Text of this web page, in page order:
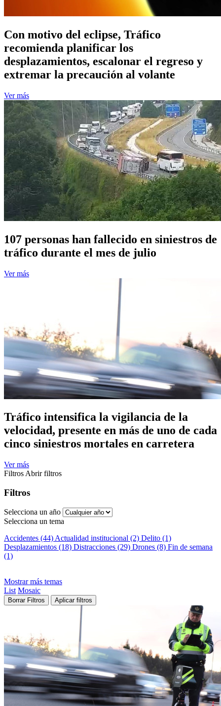
Con motivo del eclipse, Tráfico
recomienda planificar los
desplazamientos, escalonar el regreso y
extremar la precaución al volante
Ver más
107 personas han fallecido en siniestros de
tráfico durante el mes de julio
Ver más
Tráfico intensifica la vigilancia de la
velocidad, presente en más de uno de cada
cinco siniestros mortales en carretera
Ver más
Filtros Abrir filtros
Filtros
Selecciona un año
Selecciona un tema
Accidentes (44) Actualidad institucional (2) Delito (1)
Desplazamientos (18) Distracciones (29) Drones (8) Fin de semana
(1)
Mostrar más temas
List Mosaic
Borrar Filtros Aplicar filtros